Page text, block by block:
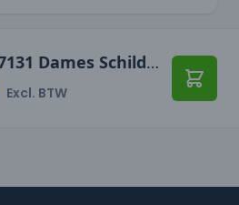
Blåkläder 7131 Dames Schilders Werkbroek
Excl. BTW